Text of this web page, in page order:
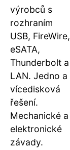
výrobců s
rozhraním
USB, FireWire,
eSATA,
Thunderbolt a
LAN. Jedno a
vícedisková
řešení.
Mechanické a
elektronické
závady.